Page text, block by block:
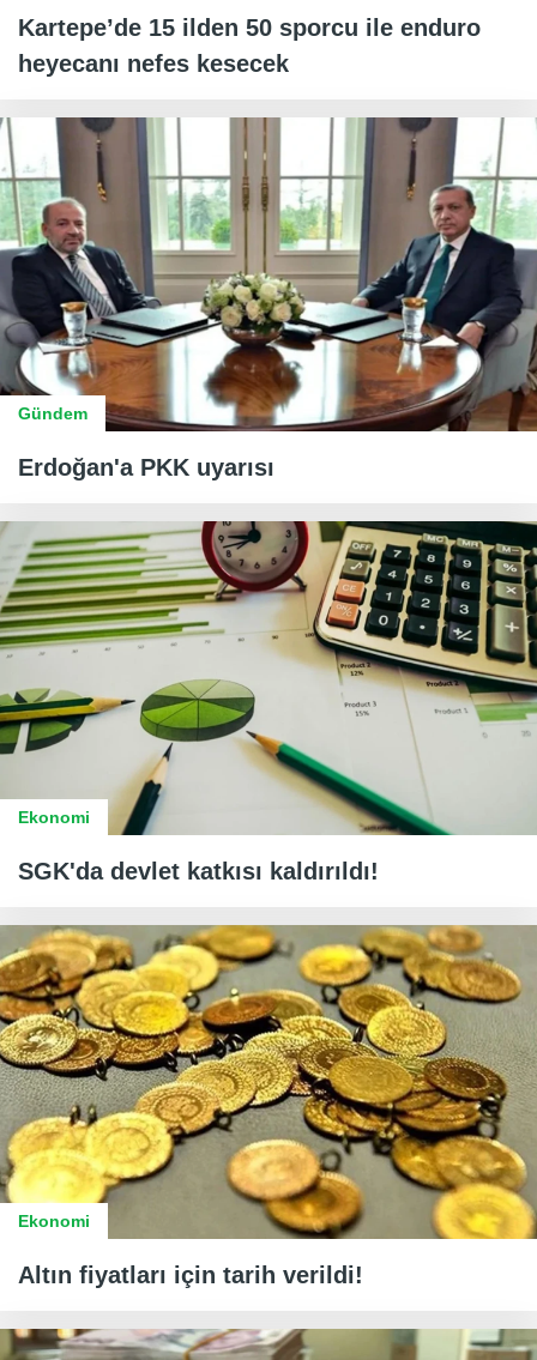
Kartepe’de 15 ilden 50 sporcu ile enduro
heyecanı nefes kesecek
Gündem
Erdoğan'a PKK uyarısı
Ekonomi
SGK'da devlet katkısı kaldırıldı!
Ekonomi
Altın fiyatları için tarih verildi!